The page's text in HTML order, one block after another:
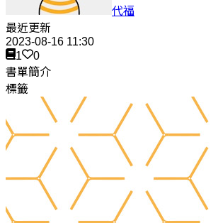
代福
最近更新
2023-08-16 11:30
1
0
書單簡介
標籤